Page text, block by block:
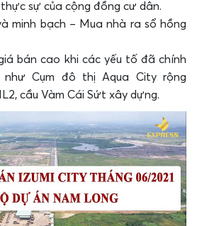
sự của cộng đồng cư dân.
minh bạch – Mua nhà ra sổ hồng
bán cao khi các yếu tố đã chính
Cụm đô thị Aqua City rộng
cầu Vàm Cái Sứt xây dựng.